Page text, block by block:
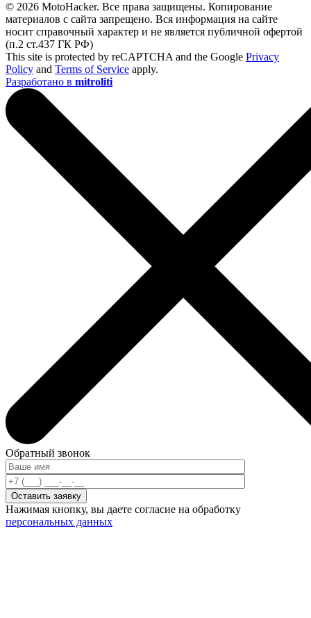
© 2026 MotoHacker. Все права защищены. Копирование
материалов с сайта запрещено. Вся информация на сайте
носит справочный характер и не является публичной офертой
(п.2 ст.437 ГК РФ)
This site is protected by reCAPTCHA and the Google Privacy
Policy and Terms of Service apply.
Разработано в mitroliti
Обратный звонок
Нажимая кнопку, вы даете согласие на обработку
персональных данных